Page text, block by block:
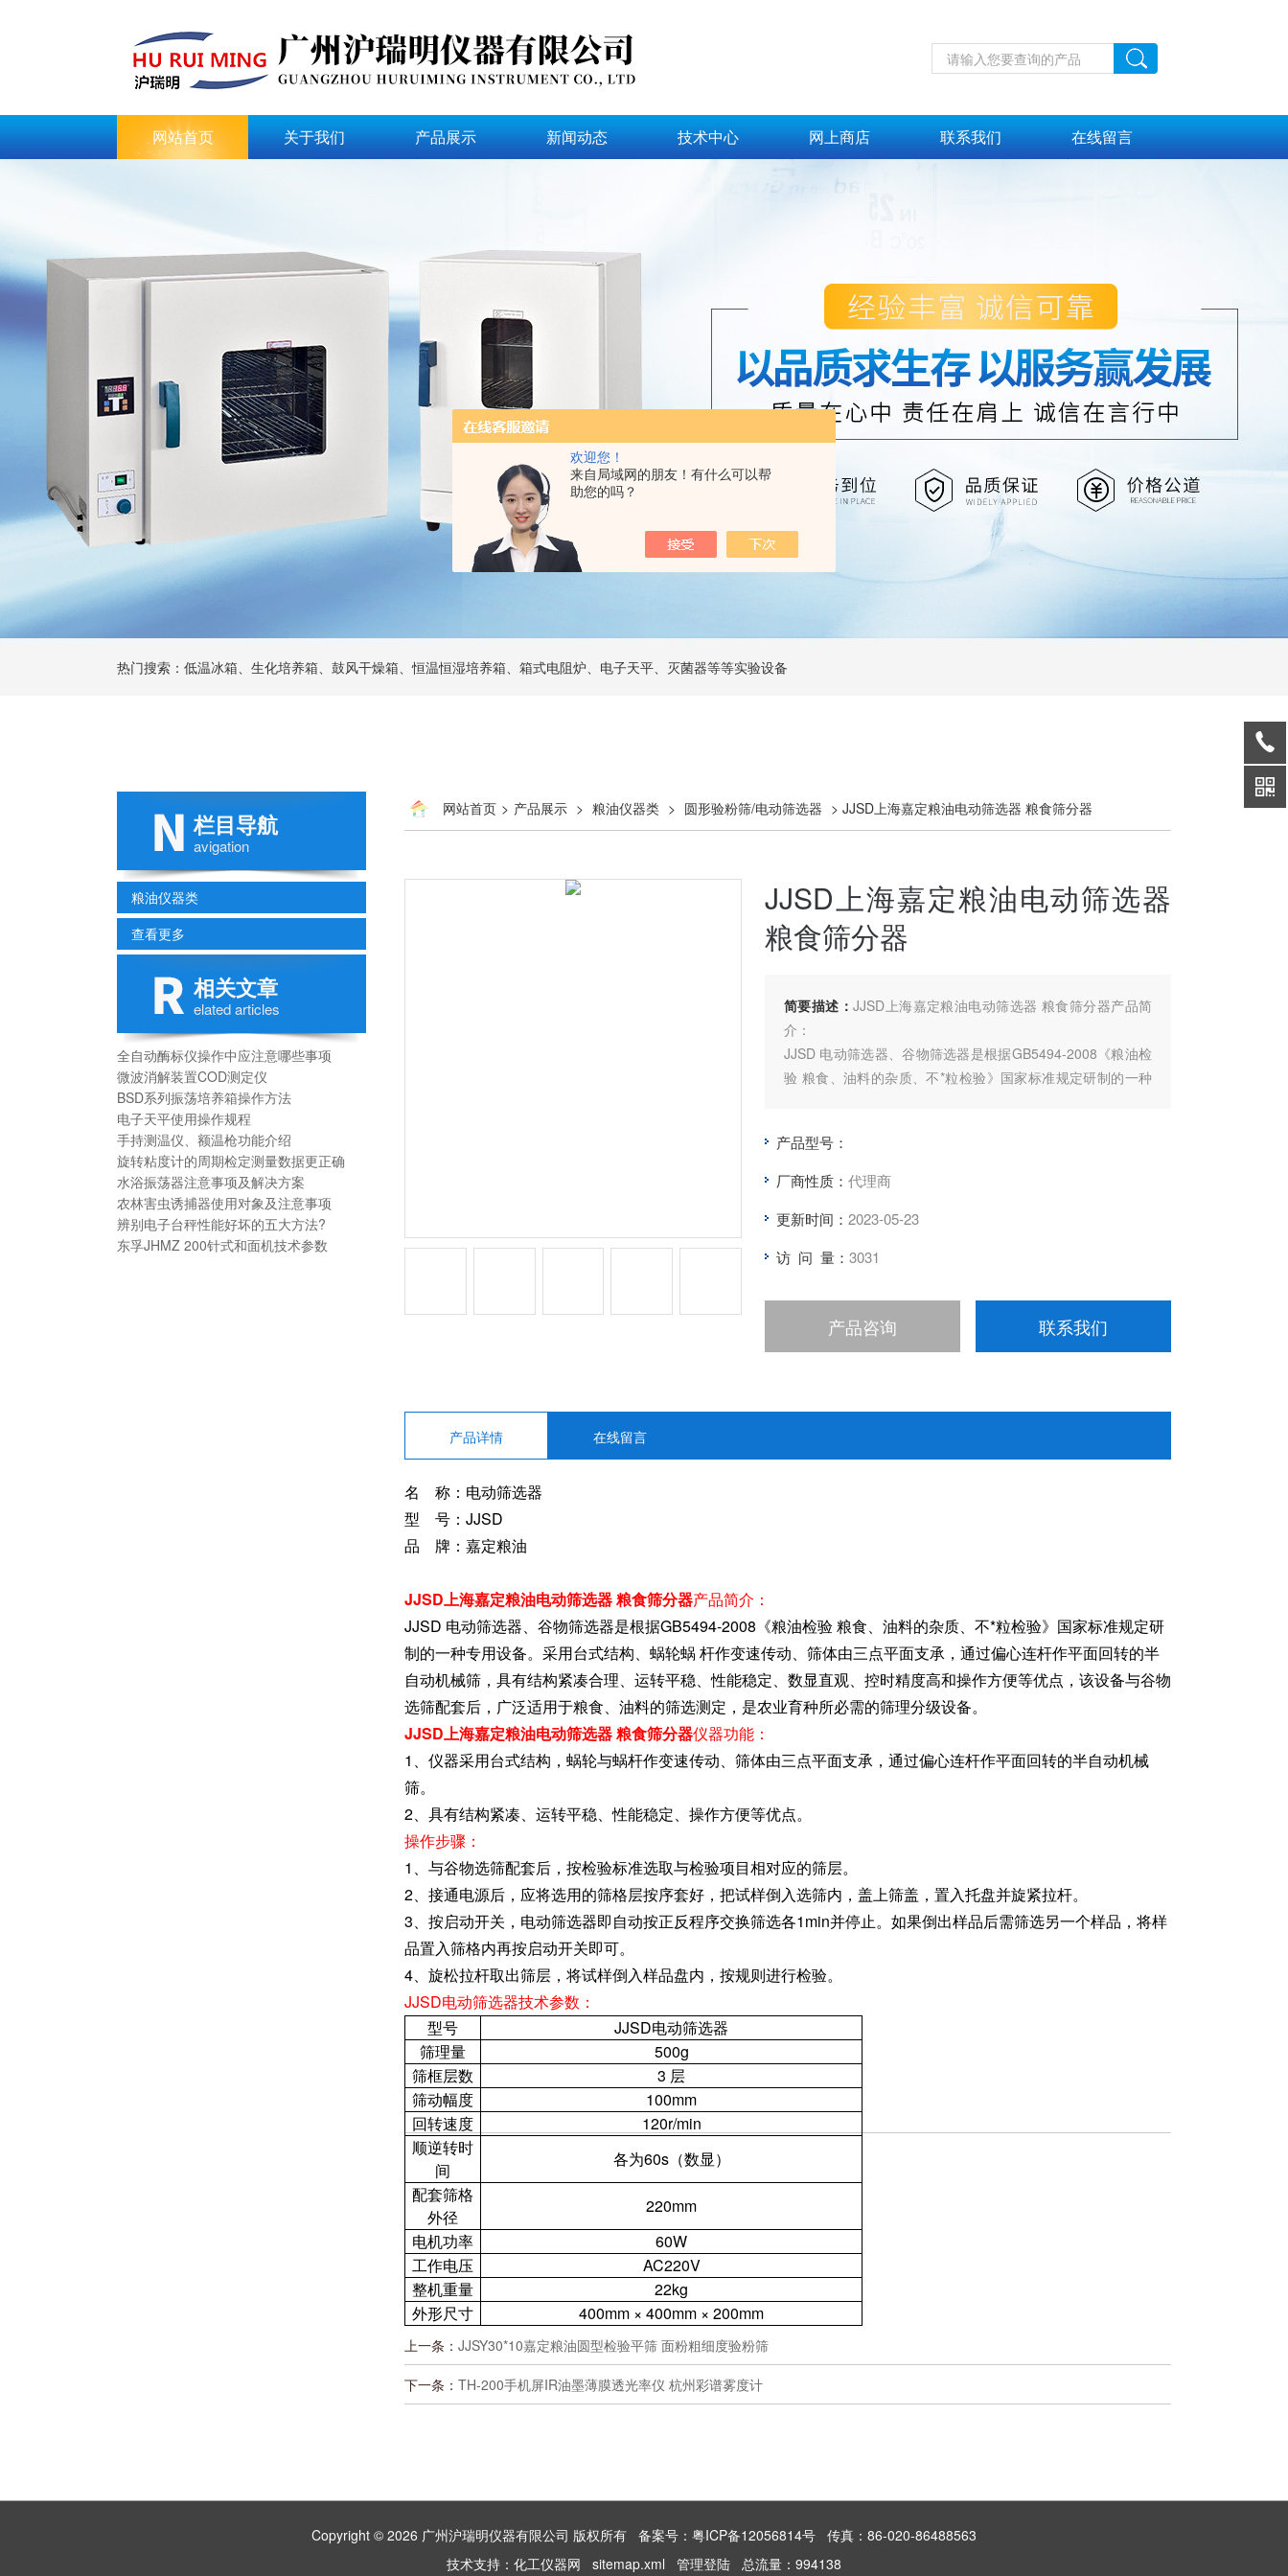
欢迎您！
来自局域网的朋友！有什么可以帮
助您的吗？
网站首页 关于我们 产品展示 新闻动态 技术中心 网上商店 联系我们 在线留言
热门搜索：低温冰箱、生化培养箱、鼓风干燥箱、恒温恒湿培养箱、箱式电阻炉、电子天平、灭菌器等等实验设备
栏目导航
avigation
粮油仪器类
查看更多
相关文章
elated articles
全自动酶标仪操作中应注意哪些事项
微波消解装置COD测定仪
BSD系列振荡培养箱操作方法
电子天平使用操作规程
手持测温仪、额温枪功能介绍
旋转粘度计的周期检定测量数据更正确
水浴振荡器注意事项及解决方案
农林害虫诱捕器使用对象及注意事项
辨别电子台秤性能好坏的五大方法?
东孚JHMZ 200针式和面机技术参数
网站首页 > 产品展示 > 粮油仪器类 > 圆形验粉筛/电动筛选器 > JJSD上海嘉定粮油电动筛选器 粮食筛分器
JJSD上海嘉定粮油电动筛选器
粮食筛分器
简要描述：JJSD上海嘉定粮油电动筛选器 粮食筛分器产品简
介：
JJSD 电动筛选器、谷物筛选器是根据GB5494-2008《粮油检
验 粮食、油料的杂质、不*粒检验》国家标准规定研制的一种
构紧凑合理、运转平稳、性能稳定、数显直观、控时精度高和
操作方便等优点，该设备与谷物选筛配套后，广泛适用于粮食
产品型号：
厂商性质： 代理商
更新时间： 2023-05-23
访 问 量： 3031
产品咨询 联系我们
产品详情 在线留言
名 称：电动筛选器
型 号：JJSD
品 牌：嘉定粮油
JJSD上海嘉定粮油电动筛选器 粮食筛分器产品简介：
JJSD 电动筛选器、谷物筛选器是根据GB5494-2008《粮油检验 粮食、油料的杂质、不*粒检验》国家标准规定研
制的一种专用设备。采用台式结构、蜗轮蜗 杆作变速传动、筛体由三点平面支承，通过偏心连杆作平面回转的半
自动机械筛，具有结构紧凑合理、运转平稳、性能稳定、数显直观、控时精度高和操作方便等优点，该设备与谷物
选筛配套后，广泛适用于粮食、油料的筛选测定，是农业育种所必需的筛理分级设备。
JJSD上海嘉定粮油电动筛选器 粮食筛分器仪器功能：
1、仪器采用台式结构，蜗轮与蜗杆作变速传动、筛体由三点平面支承，通过偏心连杆作平面回转的半自动机械
筛。
2、具有结构紧凑、运转平稳、性能稳定、操作方便等优点。
操作步骤：
1、与谷物选筛配套后，按检验标准选取与检验项目相对应的筛层。
2、接通电源后，应将选用的筛格层按序套好，把试样倒入选筛内，盖上筛盖，置入托盘并旋紧拉杆。
3、按启动开关，电动筛选器即自动按正反程序交换筛选各1min并停止。如果倒出样品后需筛选另一个样品，将样
品置入筛格内再按启动开关即可。
4、旋松拉杆取出筛层，将试样倒入样品盘内，按规则进行检验。
JJSD电动筛选器技术参数：
型号
JJSD电动筛选器
筛理量
500g
筛框层数
3 层
筛动幅度
100mm
回转速度
120r/min
顺逆转时
间
各为60s（数显）
配套筛格
外径
220mm
电机功率
60W
工作电压
AC220V
整机重量
22kg
外形尺寸
400mm × 400mm × 200mm
上一条： JJSY30*10嘉定粮油圆型检验平筛 面粉粗细度验粉筛
下一条： TH-200手机屏IR油墨薄膜透光率仪 杭州彩谱雾度计
Copyright © 2026 广州沪瑞明仪器有限公司 版权所有 备案号：粤ICP备12056814号 传真：86-020-86488563
技术支持： 化工仪器网 sitemap.xml 管理登陆 总流量：994138